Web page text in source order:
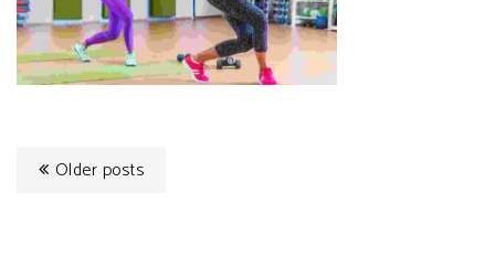
Older posts